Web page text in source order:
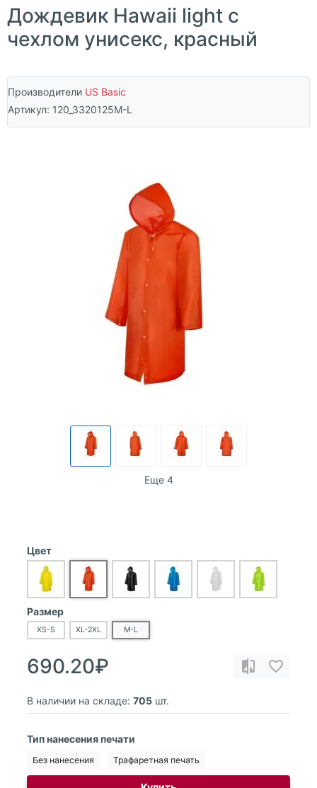
Дождевик Hawaii light c
чехлом унисекс, красный
Производители US Basic
Артикул: 120_3320125M-L
Еще 4
Цвет
Размер
XS-S XL-2XL M-L
690.20₽
В наличии на складе: 705 шт.
Тип нанесения печати
Без нанесения Трафаретная печать